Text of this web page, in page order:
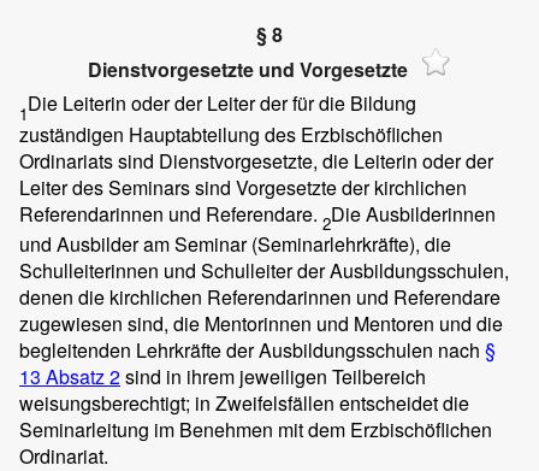
§ 8
Dienstvorgesetzte und Vorgesetzte
1Die Leiterin oder der Leiter der für die Bildung
zuständigen Hauptabteilung des Erzbischöflichen
Ordinariats sind Dienstvorgesetzte, die Leiterin oder der
Leiter des Seminars sind Vorgesetzte der kirchlichen
Referendarinnen und Referendare. 2Die Ausbilderinnen
und Ausbilder am Seminar (Seminarlehrkräfte), die
Schulleiterinnen und Schulleiter der Ausbildungsschulen,
denen die kirchlichen Referendarinnen und Referendare
zugewiesen sind, die Mentorinnen und Mentoren und die
begleitenden Lehrkräfte der Ausbildungsschulen nach §
13 Absatz 2sind in ihrem jeweiligen Teilbereich
weisungsberechtigt; in Zweifelsfällen entscheidet die
Seminarleitung im Benehmen mit dem Erzbischöflichen
Ordinariat.